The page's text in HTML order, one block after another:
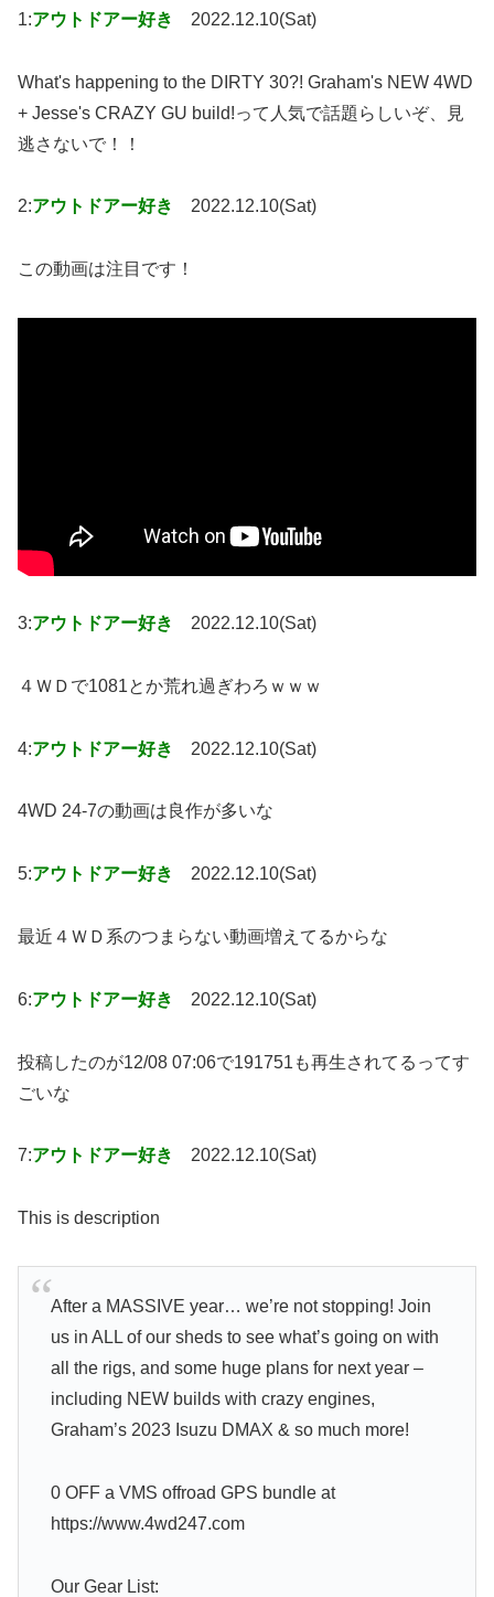
1:アウトドアー好き 2022.12.10(Sat)
What's happening to the DIRTY 30?! Graham's NEW 4WD
+ Jesse's CRAZY GU build!って人気で話題らしいぞ、見
逃さないで！！
2:アウトドアー好き 2022.12.10(Sat)
この動画は注目です！
3:アウトドアー好き 2022.12.10(Sat)
４ＷＤで1081とか荒れ過ぎわろｗｗｗ
4:アウトドアー好き 2022.12.10(Sat)
4WD 24-7の動画は良作が多いな
5:アウトドアー好き 2022.12.10(Sat)
最近４ＷＤ系のつまらない動画増えてるからな
6:アウトドアー好き 2022.12.10(Sat)
投稿したのが12/08 07:06で191751も再生されてるってす
ごいな
7:アウトドアー好き 2022.12.10(Sat)
This is description
After a MASSIVE year… we’re not stopping! Join
us in ALL of our sheds to see what’s going on with
all the rigs, and some huge plans for next year –
including NEW builds with crazy engines,
Graham’s 2023 Isuzu DMAX & so much more!
0 OFF a VMS offroad GPS bundle at
https://www.4wd247.com
Our Gear List: